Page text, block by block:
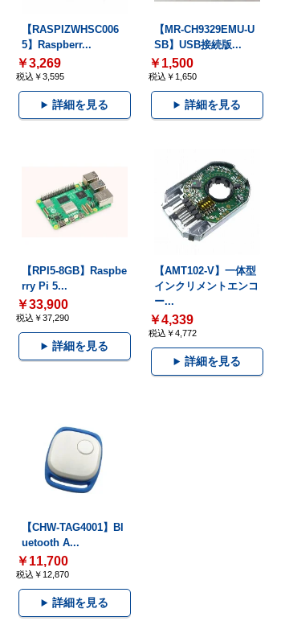
【RASPIZWHSC006
5】Raspberr...
￥3,269
税込￥3,595
詳細を見る
【MR-CH9329EMU-U
SB】USB接続版...
￥1,500
税込￥1,650
詳細を見る
【RPI5-8GB】Raspbe
rry Pi 5...
￥33,900
税込￥37,290
詳細を見る
【AMT102-V】一体型
インクリメントエンコ
ー...
￥4,339
税込￥4,772
詳細を見る
【CHW-TAG4001】Bl
uetooth A...
￥11,700
税込￥12,870
詳細を見る